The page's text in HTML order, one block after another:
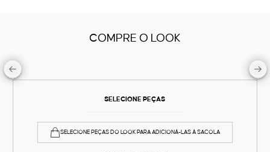
COMPRE O LOOK
SELECIONE PEÇAS
SELECIONE PEÇAS DO LOOK PARA ADICIONÁ-LAS À SACOLA